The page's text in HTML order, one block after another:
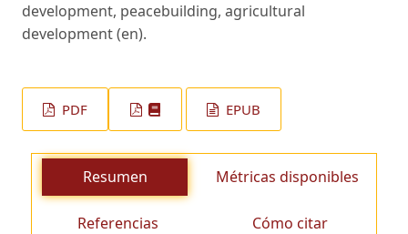
development, peacebuilding, agricultural
development (en).
PDF EPUB
Resumen Métricas disponibles
Referencias Cómo citar